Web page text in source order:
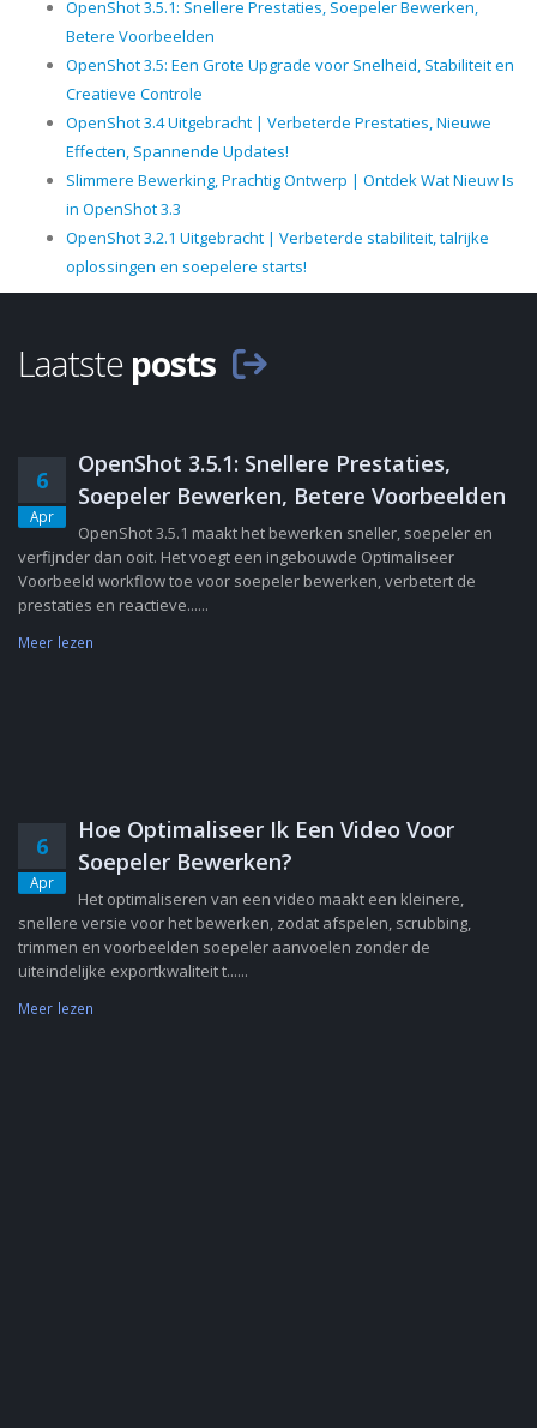
OpenShot 3.5.1: Snellere Prestaties, Soepeler Bewerken,
Betere Voorbeelden
OpenShot 3.5: Een Grote Upgrade voor Snelheid, Stabiliteit en
Creatieve Controle
OpenShot 3.4 Uitgebracht | Verbeterde Prestaties, Nieuwe
Effecten, Spannende Updates!
Slimmere Bewerking, Prachtig Ontwerp | Ontdek Wat Nieuw Is
in OpenShot 3.3
OpenShot 3.2.1 Uitgebracht | Verbeterde stabiliteit, talrijke
oplossingen en soepelere starts!
Laatste posts
6
Apr
OpenShot 3.5.1: Snellere Prestaties,
Soepeler Bewerken, Betere Voorbeelden
OpenShot 3.5.1 maakt het bewerken sneller, soepeler en
verfijnder dan ooit. Het voegt een ingebouwde Optimaliseer
Voorbeeld workflow toe voor soepeler bewerken, verbetert de
prestaties en reactieve......
Meer lezen
6
Apr
Hoe Optimaliseer Ik Een Video Voor
Soepeler Bewerken?
Het optimaliseren van een video maakt een kleinere,
snellere versie voor het bewerken, zodat afspelen, scrubbing,
trimmen en voorbeelden soepeler aanvoelen zonder de
uiteindelijke exportkwaliteit t......
Meer lezen